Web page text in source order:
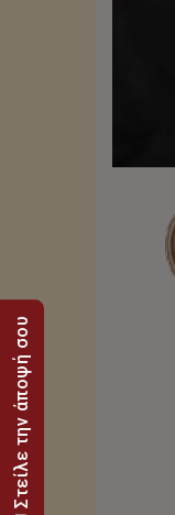
Στείλε την άποψή σου